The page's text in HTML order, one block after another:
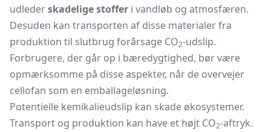
udlederskadelige stoffer i vandløb og atmosfæren.
Desuden kan transporten af disse materialer fra
produktion til slutbrug forårsage CO2-udslip.
Forbrugere, der går op i bæredygtighed, bør være
opmærksomme på disse aspekter, når de overvejer
cellofan som en emballageløsning.
Potentielle kemikalieudslip kan skade økosystemer.
Transport og produktion kan have et højt CO2-aftryk.